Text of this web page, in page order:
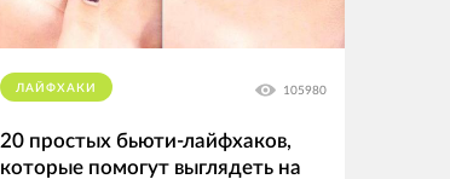
ЛАЙФХАКИ 105980
20 простых бьюти-лайфхаков,
которые помогут выглядеть на